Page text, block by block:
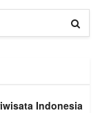
Indonesia